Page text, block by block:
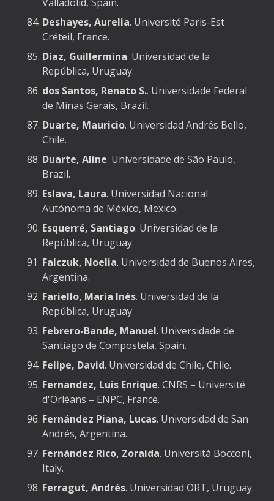
Deshayes, Aurelia. Université Paris-Est
Créteil, France.
Díaz, Guillermina. Universidad de la
República, Uruguay.
dos Santos, Renato S.. Universidade Federal
de Minas Gerais, Brazil.
Duarte, Mauricio. Universidad Andrés Bello,
Chile.
Duarte, Aline. Universidade de São Paulo,
Brazil.
Eslava, Laura. Universidad Nacional
Autónoma de México, Mexico.
Esquerré, Santiago. Universidad de la
República, Uruguay.
Falczuk, Noelia. Universidad de Buenos Aires,
Argentina.
Fariello, María Inés. Universidad de la
República, Uruguay.
Febrero-Bande, Manuel. Universidade de
Santiago de Compostela, Spain.
Felipe, David. Universidad de Chile, Chile.
Fernandez, Luis Enrique. CNRS – Université
d'Orléans – ENPC, France.
Fernández Piana, Lucas. Universidad de San
Andrés, Argentina.
Fernández Rico, Zoraida. Università Bocconi,
Italy.
Ferragut, Andrés. Universidad ORT, Uruguay.